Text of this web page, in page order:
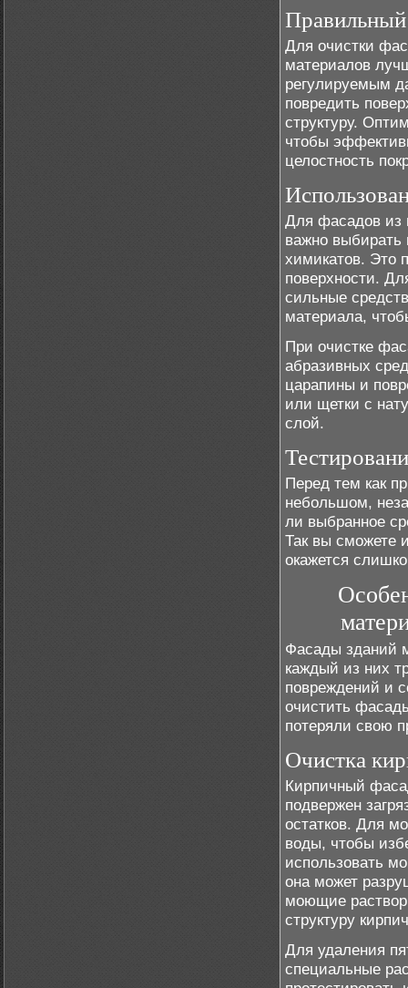
Для очистки
материалов
регулируемым
повредить
структуру.
чтобы
целостность
Для фасадов из
важно выбирать
химикатов. Это
поверхности.
сильные
материала,
При очистке
абразивных
царапины и
или щетки с
слой.
Перед тем как
небольшом,
ли выбранное
Так вы сможете
окажется
Фасады зданий
каждый из них
повреждений и
очистить
потеряли свою
Очистка
Кирпичный
подвержен
остатков. Для
воды, чтобы
использовать
она может
моющие
структуру
Для удаления
специальные